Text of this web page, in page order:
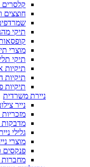
קלסרים
חוצצים
תיקי
מוצרי
תיקי
תיקיות
תיקיות
תיקיות
ניירת משרדית
נייר
מזכריות
מדבקות
גלילי
מוצרי
פנקסים
מחברות